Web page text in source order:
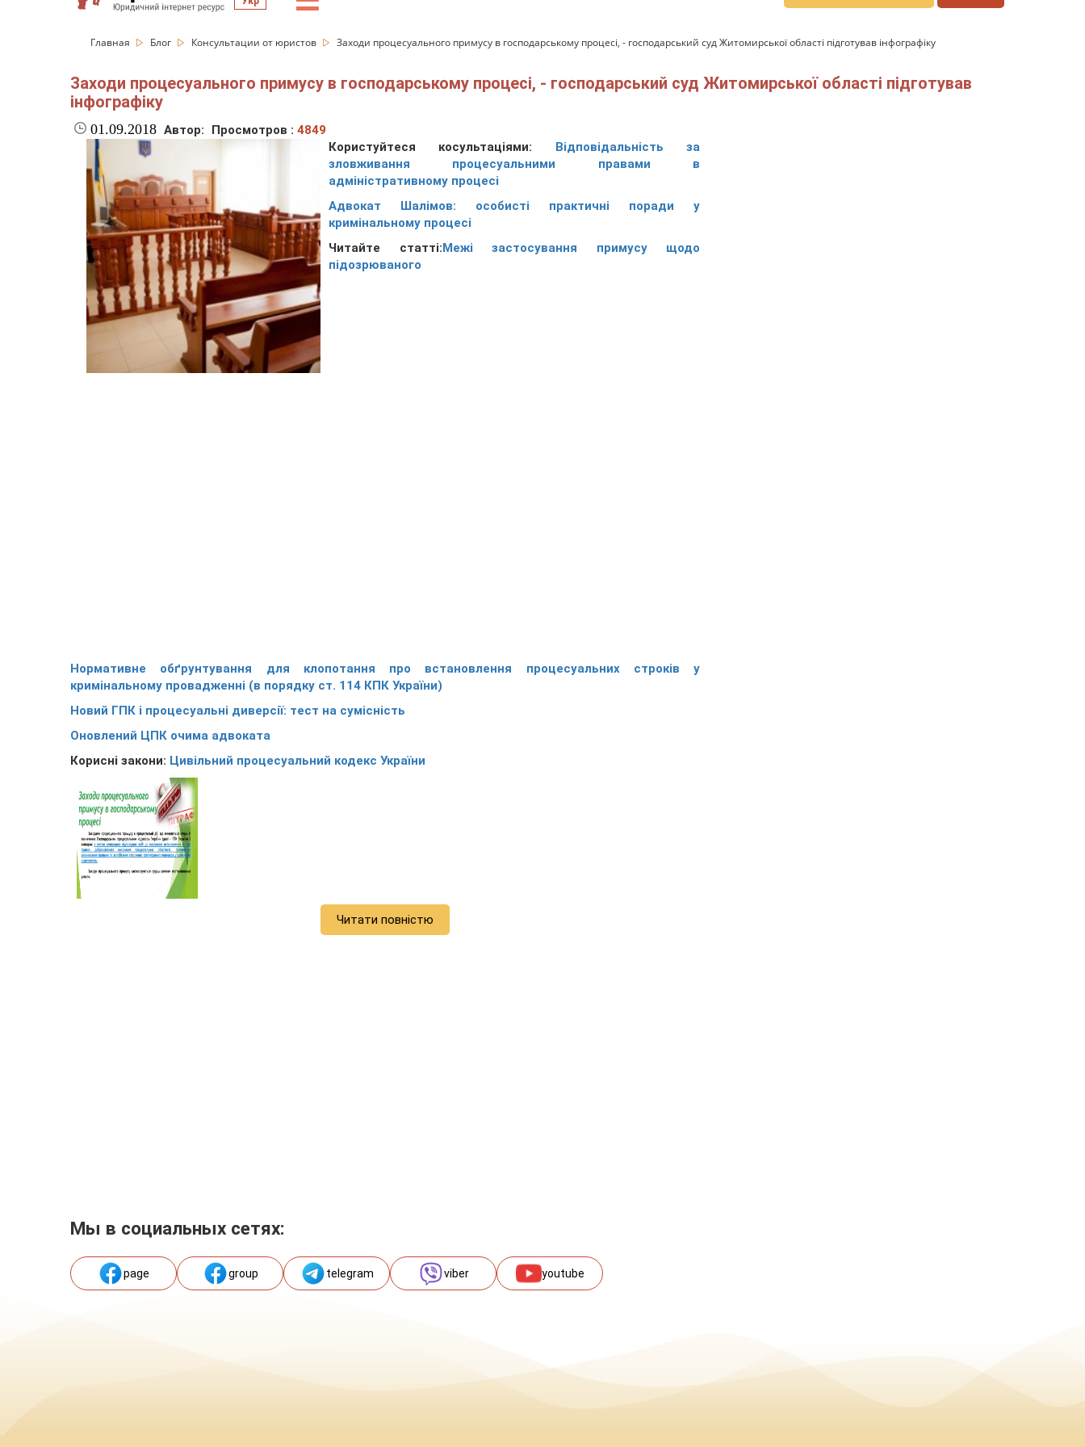
Главная Блог Консультации от юристов Заходи процесуального примусу в господарському процесі, - господарський суд Житомирської області підготував інфографіку
Заходи процесуального примусу в господарському процесі, - господарський суд Житомирської області підготував
інфографіку
01.09.2018 Автор: Просмотров : 4849
Користуйтеся косультаціями:
Відповідальність за
зловживання процесуальними правами в
адміністративному процесі
Адвокат Шалімов: особисті практичні поради у
кримінальному процесі
Читайте статті: Межі застосування примусу щодо
підозрюваного
Нормативне обґрунтування для клопотання про встановлення процесуальних строків у
кримінальному провадженні (в порядку ст. 114 КПК України)
Новий ГПК і процесуальні диверсії: тест на сумісність
Оновлений ЦПК очима адвоката
Корисні закони: Цивільний процесуальний кодекс України
Читати повністю
Мы в социальных сетях:
page group telegram viber youtube